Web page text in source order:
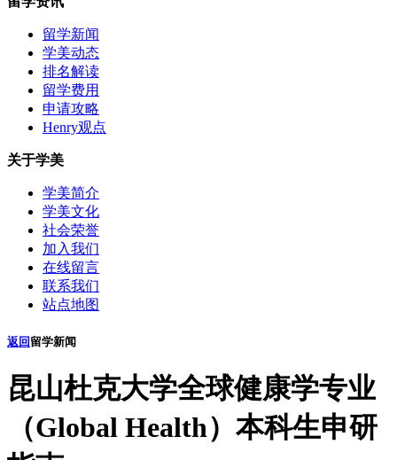
留学新闻
学美动态
排名解读
留学费用
申请攻略
Henry观点
关于学美
学美简介
学美文化
社会荣誉
加入我们
在线留言
联系我们
站点地图
返回 留学新闻
昆山杜克大学全球健康学专业
（Global Health）本科生申研